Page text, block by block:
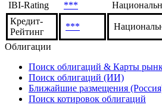
Moody's
Investors
Service
***
IBI-Rating
Кредит-
Рейтинг
***
Облигации